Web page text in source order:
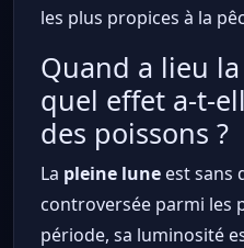
les plus propices à la
Quand a lieu
quel effet a-t-
des poissons ?
La pleine lune est sans
controversée parmi les
période, sa luminosité